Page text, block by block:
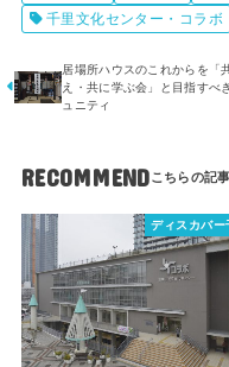
千里文化センター・コラボ
居場所ハウスのこれからを「
え・共に学ぶ会」と目指すべ
ュニティ
RECOMMEND
ディスカバー